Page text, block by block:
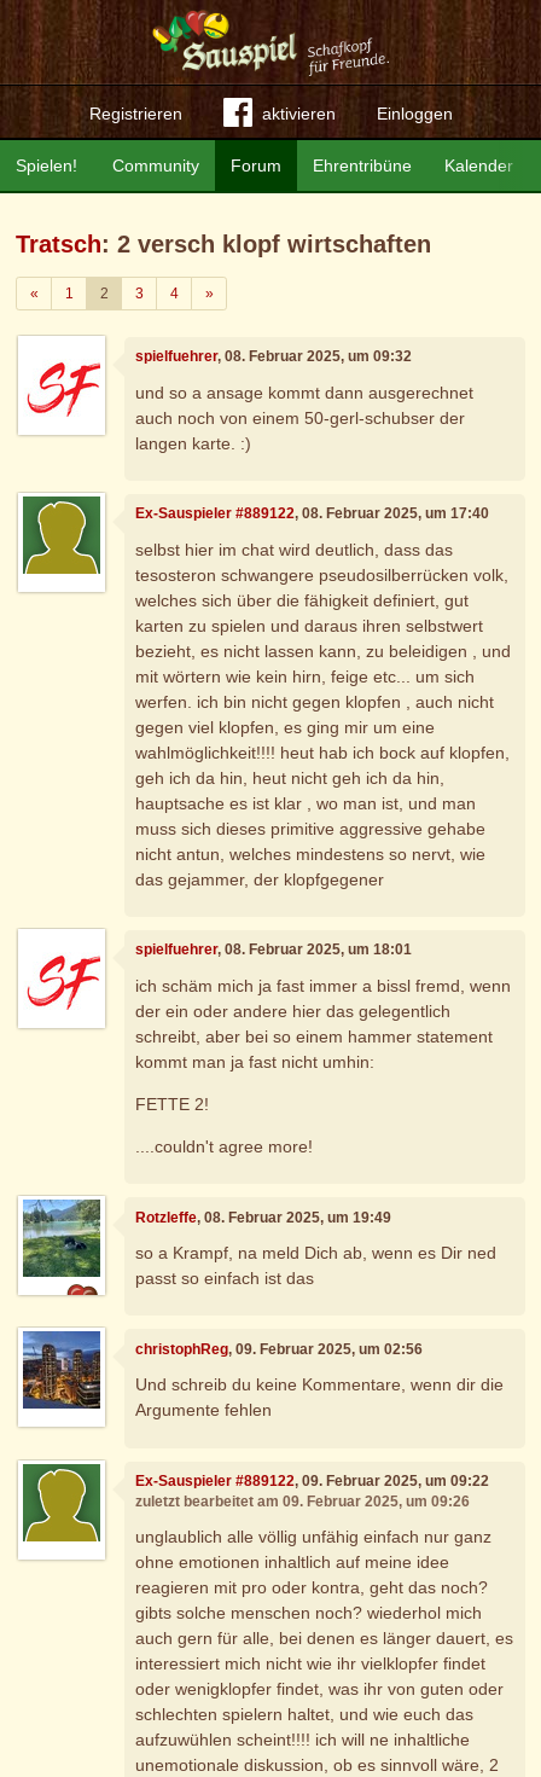
Registrieren aktivieren Einloggen
Community Forum Ehrentribüne Kalender
Spielen!
Tratsch: 2 versch klopf wirtschaften
«Zurück
1 2 3 4 »Weiter
spielfuehrer, 08. Februar 2025, um 09:32
und so a ansage kommt dann ausgerechnet
auch noch von einem 50-gerl-schubser der
langen karte. :)
Ex-Sauspieler #889122, 08. Februar 2025, um 17:40
selbst hier im chat wird deutlich, dass das
tesosteron schwangere pseudosilberrücken volk,
welches sich über die fähigkeit definiert, gut
karten zu spielen und daraus ihren selbstwert
bezieht, es nicht lassen kann, zu beleidigen , und
mit wörtern wie kein hirn, feige etc... um sich
werfen. ich bin nicht gegen klopfen , auch nicht
gegen viel klopfen, es ging mir um eine
wahlmöglichkeit!!!! heut hab ich bock auf klopfen,
geh ich da hin, heut nicht geh ich da hin,
hauptsache es ist klar , wo man ist, und man
muss sich dieses primitive aggressive gehabe
nicht antun, welches mindestens so nervt, wie
das gejammer, der klopfgegener
spielfuehrer, 08. Februar 2025, um 18:01
ich schäm mich ja fast immer a bissl fremd, wenn
der ein oder andere hier das gelegentlich
schreibt, aber bei so einem hammer statement
kommt man ja fast nicht umhin:
FETTE 2!
....couldn't agree more!
Rotzleffe, 08. Februar 2025, um 19:49
so a Krampf, na meld Dich ab, wenn es Dir ned
passt so einfach ist das
christophReg, 09. Februar 2025, um 02:56
Und schreib du keine Kommentare, wenn dir die
Argumente fehlen
Ex-Sauspieler #889122, 09. Februar 2025, um 09:22
zuletzt bearbeitet am 09. Februar 2025, um 09:26
unglaublich alle völlig unfähig einfach nur ganz
ohne emotionen inhaltlich auf meine idee
reagieren mit pro oder kontra, geht das noch?
gibts solche menschen noch? wiederhol mich
auch gern für alle, bei denen es länger dauert, es
interessiert mich nicht wie ihr vielklopfer findet
oder wenigklopfer findet, was ihr von guten oder
schlechten spielern haltet, und wie euch das
aufzuwühlen scheint!!!! ich will ne inhaltliche
unemotionale diskussion, ob es sinnvoll wäre, 2